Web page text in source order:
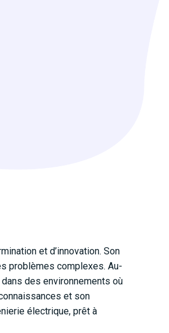
et d’innovation. Son
problèmes complexes. Au-
des environnements où
et son
électrique, prêt à